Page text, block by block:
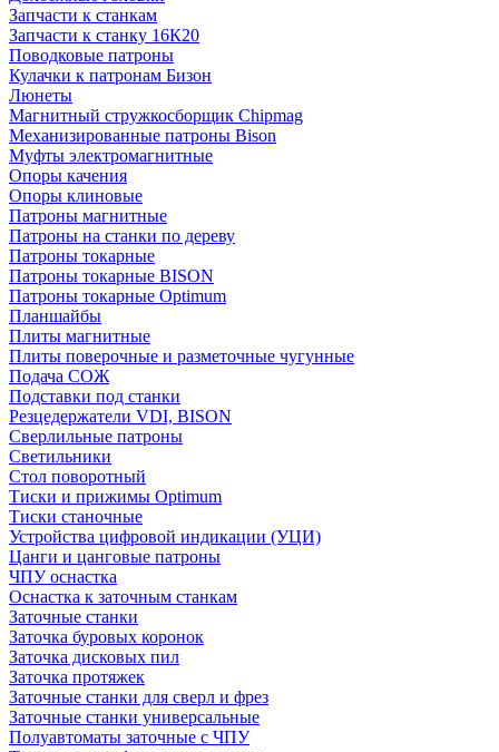
Запчасти к станкам
Запчасти к станку 16К20
Поводковые патроны
Кулачки к патронам Бизон
Люнеты
Магнитный стружкосборщик Chipmag
Механизированные патроны Bison
Муфты электромагнитные
Опоры качения
Опоры клиновые
Патроны магнитные
Патроны на станки по дереву
Патроны токарные
Патроны токарные BISON
Патроны токарные Optimum
Планшайбы
Плиты магнитные
Плиты поверочные и разметочные чугунные
Подача СОЖ
Подставки под станки
Резцедержатели VDI, BISON
Сверлильные патроны
Светильники
Стол поворотный
Тиски и прижимы Optimum
Тиски станочные
Устройства цифровой индикации (УЦИ)
Цанги и цанговые патроны
ЧПУ оснастка
Оснастка к заточным станкам
Заточные станки
Заточка буровых коронок
Заточка дисковых пил
Заточка протяжек
Заточные станки для сверл и фрез
Заточные станки универсальные
Полуавтоматы заточные с ЧПУ